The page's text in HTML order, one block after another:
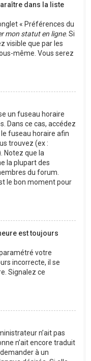
dans la liste
« Préférences du
mon statut en ligne. Si
visible que par les
même. Vous serez
un fuseau horaire
Dans ce cas, accédez
fuseau horaire afin
trouvez (ex :
Notez que la
la plupart des
du forum.
le bon moment pour
est toujours
votre
incorrecte, il se
Signalez ce
n’ait pas
n’ait encore traduit
à un